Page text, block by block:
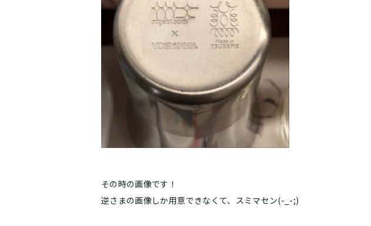
その時の画像です！
逆さまの画像しか用意できなくて、スミマセン(-_-;)